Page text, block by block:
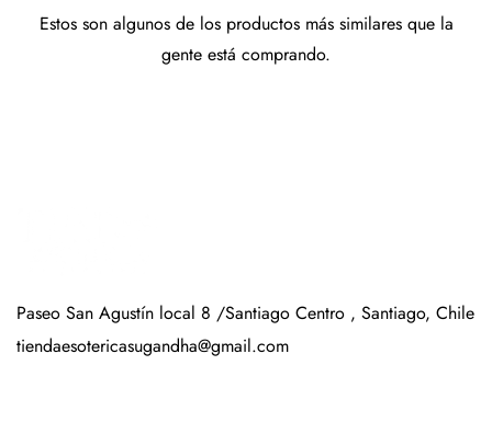
Estos son algunos de los productos más similares que la
gente está comprando.
Paseo San Agustín local 8 /Santiago Centro , Santiago, Chile
tiendaesotericasugandha@gmail.com